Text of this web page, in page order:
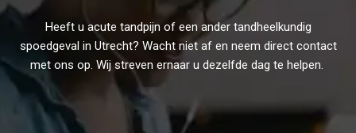
Heeft u acute tandpijn of een ander tandheelkundig
spoedgeval in Utrecht? Wacht niet af en neem direct contact
met ons op. Wij streven ernaaru dezelfde dag te helpen.